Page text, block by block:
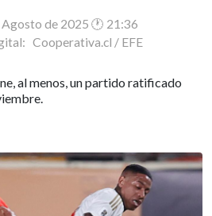
de 2025 🕐 21:36
Cooperativa.cl / EFE
al menos, un partido ratificado